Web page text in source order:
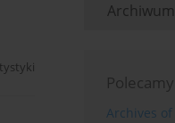
Archiwum
Polecamy
Archives